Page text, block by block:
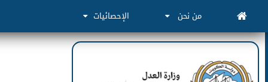
من نحن الإحصائيات